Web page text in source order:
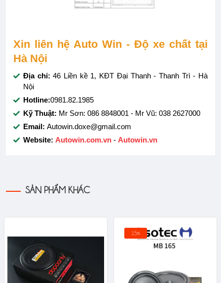
Xin liên hệ Auto Win - Độ xe chất tại
Hà Nội
Địa chỉ:46 Liền kề 1, KĐT Đại Thanh - Thanh Trì - Hà
Nội
Hotline:0981.82.1985
Kỹ Thuật: Mr Sơn: 086 8848001 - Mr Vũ: 038 2627000
Email: Autowin.doxe@gmail.com
Website: Autowin.com.vn - Autowin.vn
SẢN PHẨM KHÁC
15%